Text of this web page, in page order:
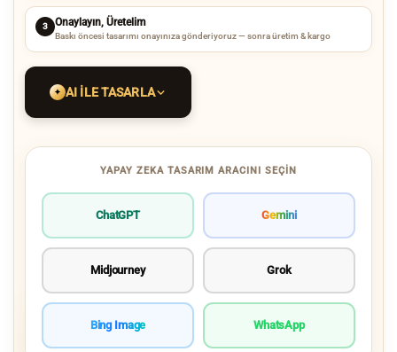
3 Onaylayın, Üretelim
Baskı öncesi tasarımı onayınıza gönderiyoruz — sonra üretim & kargo
✦ AI ILE TASARLA
YAPAY ZEKA TASARIM ARACINI SEÇIN
ChatGPT Gemini
Midjourney Grok
Bing Image WhatsApp